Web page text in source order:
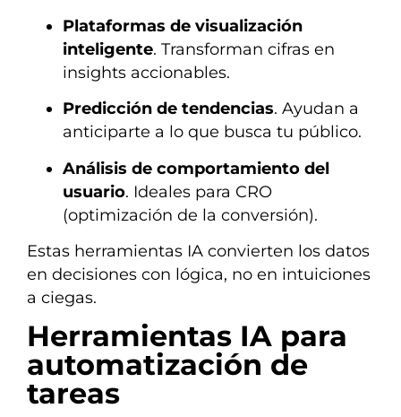
Plataformas de visualización
inteligente. Transforman cifras en
insights accionables.
Predicción de tendencias. Ayudan a
anticiparte a lo que busca tu público.
Análisis de comportamiento del
usuario. Ideales para CRO
(optimización de la conversión).
Estas herramientas IA convierten los datos
en decisiones con lógica, no en intuiciones
a ciegas.
Herramientas IA para
automatización de
tareas